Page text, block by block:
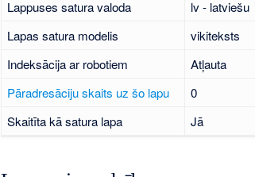
Lappuses satura valoda
lv - latviešu
Lapas satura modelis
vikiteksts
Indeksācija ar robotiem
Atļauta
Pāradresāciju skaits uz šo lapu
0
Skaitīta kā satura lapa
Jā